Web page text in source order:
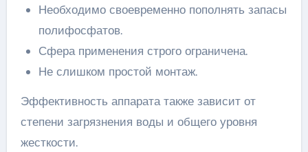
Необходимо своевременно пополнять запасы
полифосфатов.
Сфера применения строго ограничена.
Не слишком простой монтаж.
Эффективность аппарата также зависит от
степени загрязнения воды и общего уровня
жесткости.